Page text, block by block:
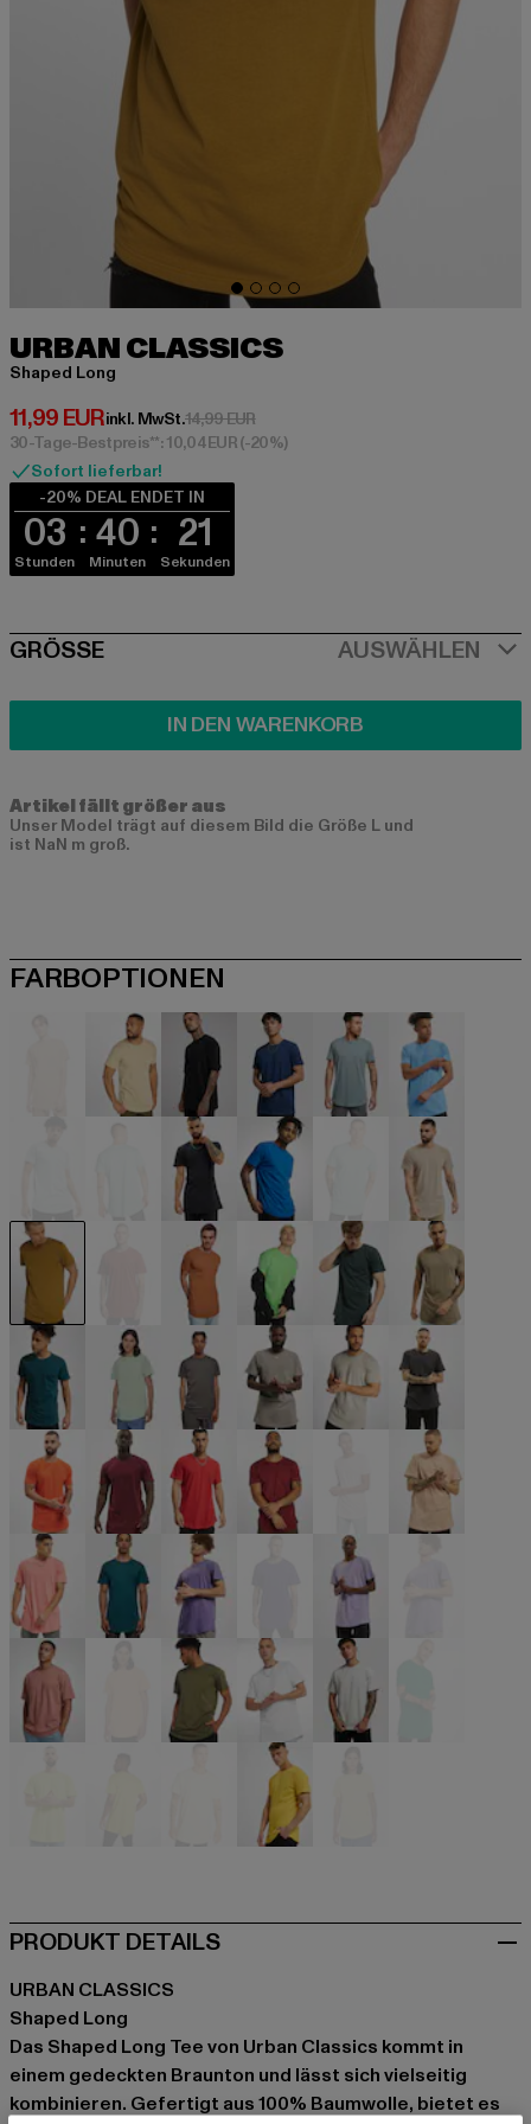
URBAN CLASSICS
Shaped Long
11,99 EUR
Derzeitiger Preis: 11,99 EUR
inkl. MwSt.14,99 EURAktionspreis: 14,99 EUR
30-Tage-Bestpreis**: 10,04 EUR(-20%)
Sofort lieferbar!
-20% DEAL ENDET IN
03
Stunden
40
Minuten
20
Sekunden
SIZE
GRÖSSE AUSWÄHLEN
IN DEN WARENKORB
Artikel fällt größer aus
Unser Model trägt auf diesem Bild die Größe L und
ist NaN m groß.
FARBOPTIONEN
schwarz blau blau
blau blau blau blau braun
braun braun braun grün grün grün
grün grün grau grau grau
orange rot rot rosa
rosa violet violet violet
weiß
PRODUKT DETAILS
URBAN CLASSICS
Shaped Long
Das Shaped Long Tee von Urban Classics kommt in
einem gedeckten Braunton und lässt sich vielseitig
kombinieren. Gefertigt aus 100% Baumwolle, bietet es